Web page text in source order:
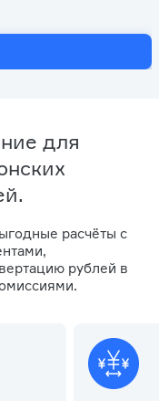
для
расчёты с
рублей в